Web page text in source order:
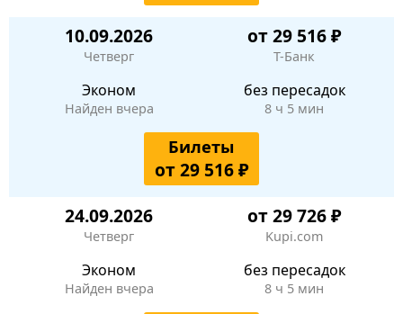
10.09.2026
Четверг
от 29 516 ₽
Т-Банк
Эконом
Найден вчера
без пересадок
8 ч 5 мин
Билеты
от 29 516 ₽
24.09.2026
Четверг
от 29 726 ₽
Kupi.com
Эконом
Найден вчера
без пересадок
8 ч 5 мин